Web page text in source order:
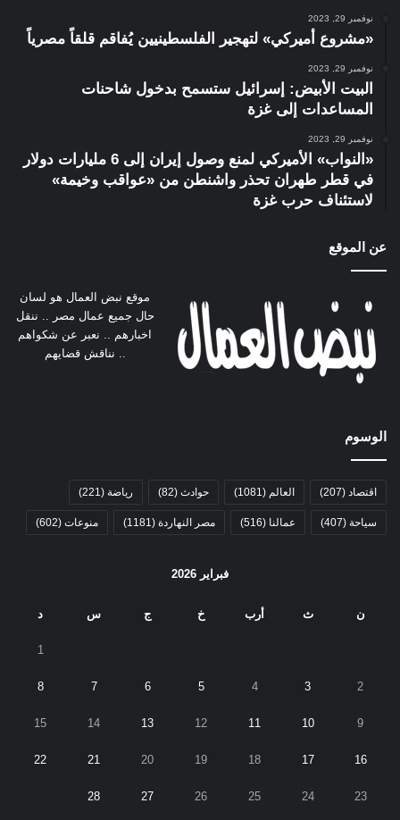
نوفمبر 29, 2023
«مشروع أميركي» لتهجير الفلسطينيين يُفاقم قلقاً مصرياً
نوفمبر 29, 2023
البيت الأبيض: إسرائيل ستسمح بدخول شاحنات
المساعدات إلى غزة
نوفمبر 29, 2023
«النواب» الأميركي لمنع وصول إيران إلى 6 مليارات دولار
في قطر طهران تحذر واشنطن من «عواقب وخيمة»
لاستئناف حرب غزة
عن الموقع
موقع نبض العمال هو لسان
حال جميع عمال مصر .. ننقل
اخبارهم .. نعبر عن شكواهم
.. نناقش قضايهم
الوسوم
اقتصاد (207) العالم (1081) حوادث (82) رياضة (221)
سياحة (407) عمالنا (516) مصر النهاردة (1181) منوعات (602)
فبراير 2026
ن ث أرب خ ج س د
1
2
3
4
5
6
7
8
9
10
11
12
13
14
15
16
17
18
19
20
21
22
23
24
25
26
27
28